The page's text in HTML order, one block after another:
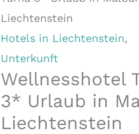
Liechtenstein
Hotels in Liechtenstein,
Unterkunft
Wellnesshotel
3* Urlaub in
Liechtenstein